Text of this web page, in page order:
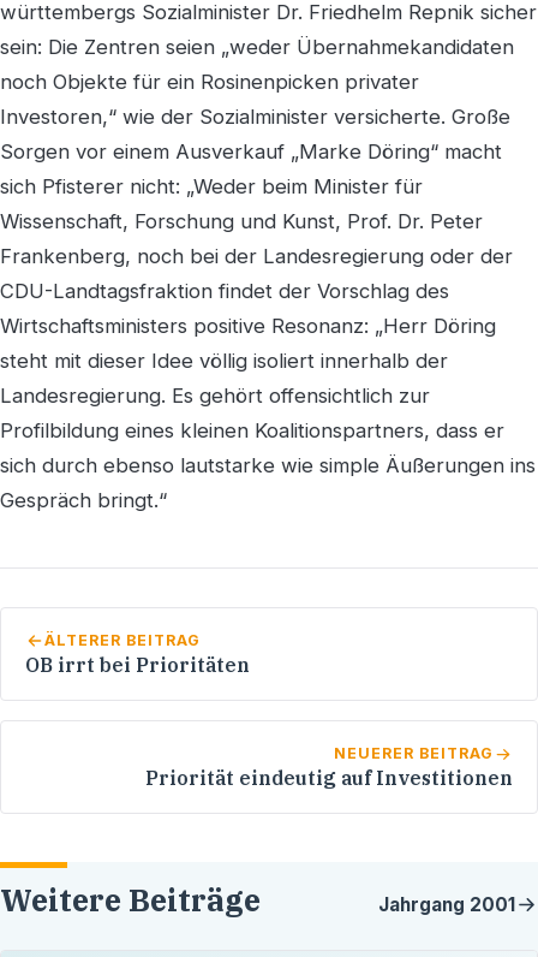
württembergs Sozialminister Dr. Friedhelm Repnik sicher
sein: Die Zentren seien „weder Übernahmekandidaten
noch Objekte für ein Rosinenpicken privater
Investoren,“ wie der Sozialminister versicherte. Große
Sorgen vor einem Ausverkauf „Marke Döring“ macht
sich Pfisterer nicht: „Weder beim Minister für
Wissenschaft, Forschung und Kunst, Prof. Dr. Peter
Frankenberg, noch bei der Landesregierung oder der
CDU-Landtagsfraktion findet der Vorschlag des
Wirtschaftsministers positive Resonanz: „Herr Döring
steht mit dieser Idee völlig isoliert innerhalb der
Landesregierung. Es gehört offensichtlich zur
Profilbildung eines kleinen Koalitionspartners, dass er
sich durch ebenso lautstarke wie simple Äußerungen ins
Gespräch bringt.“
ÄLTERER BEITRAG
OB irrt bei Prioritäten
NEUERER BEITRAG
Priorität eindeutig auf Investitionen
Weitere Beiträge Jahrgang 2001